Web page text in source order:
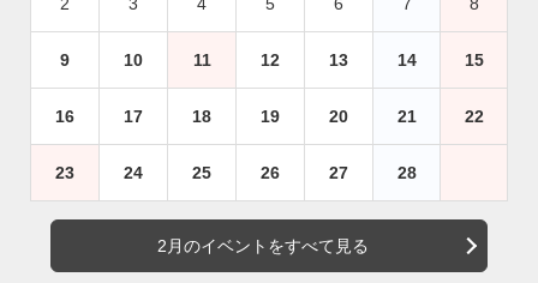
9 10 11 12 13 14 15
16 17 18 19 20 21 22
23 24 25 26 27 28
2月のイベントをすべて見る